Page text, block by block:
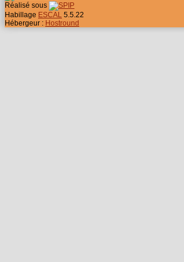
Réalisé sous
Habillage ESCAL 5.5.22
Hébergeur : Hostround